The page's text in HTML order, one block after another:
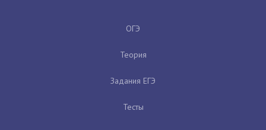
ОГЭ
Теория
Задания ЕГЭ
Тесты